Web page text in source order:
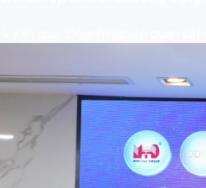
↳ Kết quả: Doanh nghiệp quan